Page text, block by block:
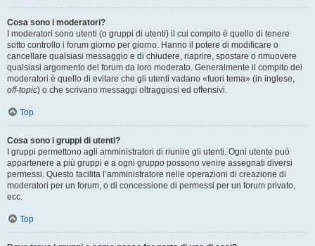
Cosa sono i moderatori?
I moderatori sono utenti (o gruppi di utenti) il cui compito è quello di tenere
sotto controllo i forum giorno per giorno. Hanno il potere di modificare o
cancellare qualsiasi messaggio e di chiudere, riaprire, spostare o rimuovere
qualsiasi argomento del forum da loro moderato. Generalmente il compito dei
moderatori è quello di evitare che gli utenti vadano «fuori tema» (in inglese,
off-topic) o che scrivano messaggi oltraggiosi ed offensivi.
Top
Cosa sono i gruppi di utenti?
I gruppi permettono agli amministratori di riunire gli utenti. Ogni utente può
appartenere a più gruppi e a ogni gruppo possono venire assegnati diversi
permessi. Questo facilita l’amministratore nelle operazioni di creazione di
moderatori per un forum, o di concessione di permessi per un forum privato,
ecc.
Top